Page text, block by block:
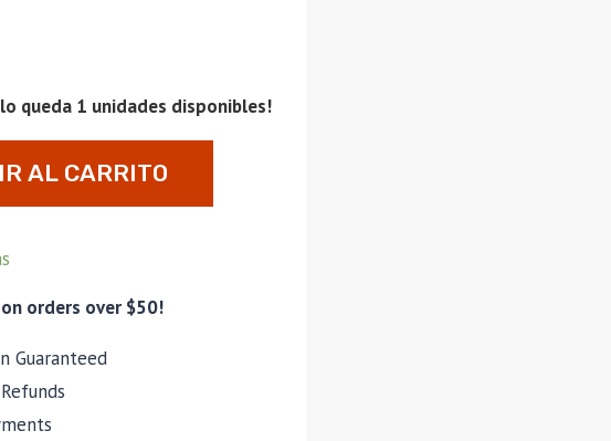
queda 1 unidades disponibles!
AL CARRITO
orders over $50!
Guaranteed